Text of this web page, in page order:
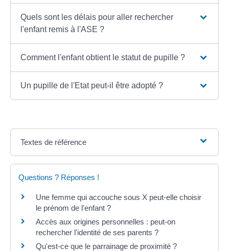
Quels sont les délais pour aller rechercher
l'enfant remis à l'ASE ?
Comment l'enfant obtient le statut de pupille ?
Un pupille de l'Etat peut-il être adopté ?
Textes de référence
Questions ? Réponses !
Une femme qui accouche sous X peut-elle choisir
le prénom de l'enfant ?
Accès aux origines personnelles : peut-on
rechercher l'identité de ses parents ?
Qu'est-ce que le parrainage de proximité ?